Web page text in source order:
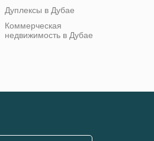
Дуплексы в Дубае
Коммерческая
недвижимость в Дубае